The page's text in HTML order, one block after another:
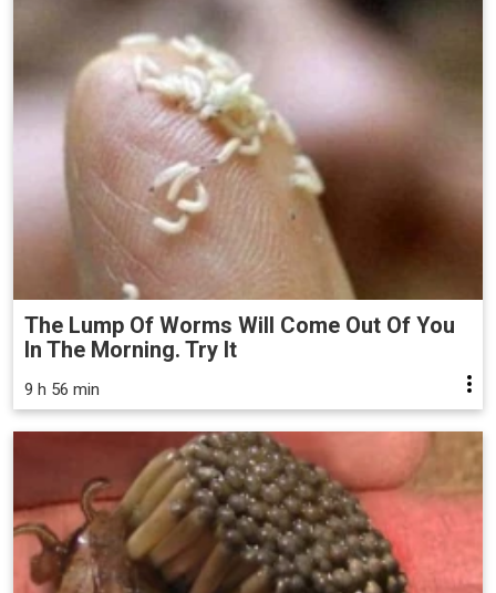
The Lump Of Worms Will Come Out Of You
In The Morning. Try It
9 h 56 min